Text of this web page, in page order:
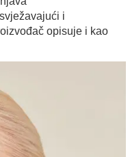
i
opisuje i kao